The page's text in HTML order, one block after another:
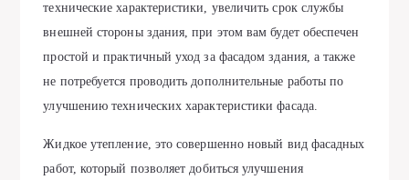
технические характеристики, увеличить срок службы
внешней стороны здания, при этом вам будет обеспечен
простой и практичный уход за фасадом здания, а также
не потребуется проводить дополнительные работы по
улучшению технических характеристики фасада.
Жидкое утепление, это совершенно новый вид фасадных
работ, который позволяет добиться улучшения